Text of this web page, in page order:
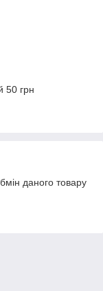
50 грн
даного товару